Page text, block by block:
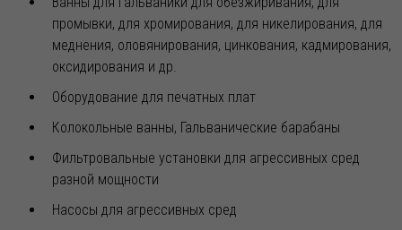
промывки, для хромирования, для никелирования, для
меднения, оловянирования, цинкования, кадмирования,
оксидирования и др.
Оборудование для печатных плат
Колокольные ванны, Гальванические барабаны
Фильтровальные установки для агрессивных сред
разной мощности
Насосы для агрессивных сред
складе! 🔥
Уважаемые Партнёры! Дорогие Друзья! Реализуем
ГИПОХЛОРИТ КАЛЬЦИЯ по индивидуальным з
анодированного алюминия (с различными оттенками
Уважаемые Партнёры! Дорогие Друзья! Реализуем
зелёный оливковый краситель для анодированно
08.05.2026